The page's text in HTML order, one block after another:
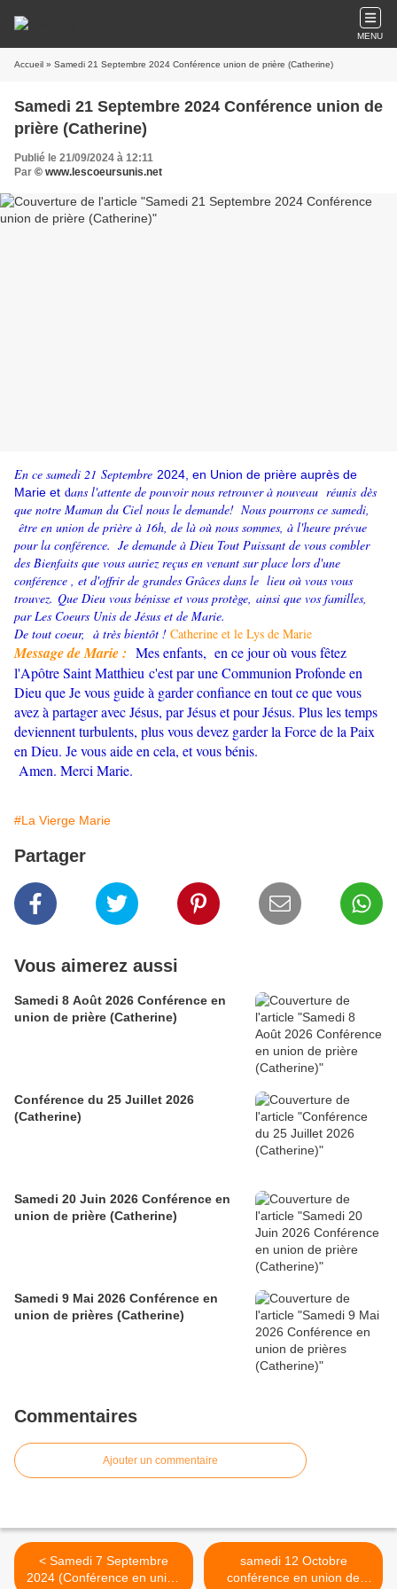
MENU
Accueil » Samedi 21 Septembre 2024 Conférence union de prière (Catherine)
Samedi 21 Septembre 2024 Conférence union de
prière (Catherine)
Publié le 21/09/2024 à 12:11
Par © www.lescoeursunis.net
En ce samedi 21 Septembre 2024, en Union de prière auprès de
Marie et dans l'attente de pouvoir nous retrouver à nouveau réunis dès
que notre Maman du Ciel nous le demande! Nous pourrons ce samedi,
être en union de prière à 16h, de là où nous sommes, à l'heure prévue
pour la conférence. Je demande à Dieu Tout Puissant de vous combler
des Bienfaits que vous auriez reçus en venant sur place lors d'une
conférence , et d'offrir de grandes Grâces dans le lieu où vous vous
trouvez. Que Dieu vous bénisse et vous protège, ainsi que vos familles,
par Les Coeurs Unis de Jésus et de Marie.
De tout coeur, à très bientôt ! Catherine et le Lys de Marie
Message de Marie : Mes enfants, en ce jour où vous fêtez
l'ApôtreSaint Matthieu c'est par une Communion Profonde en
Dieu que Je vous guide à garder confiance en tout ce que vous
avez à partager avec Jésus, par Jésus et pour Jésus. Plus les temps
deviennent turbulents, plus vous devez garder la Force de la Paix
en Dieu. Je vous aide en cela, et vous bénis.
Amen. Merci Marie.
#La Vierge Marie
Partager
Vous aimerez aussi
Samedi 8 Août 2026 Conférence en
union de prière (Catherine)
Conférence du 25 Juillet 2026
(Catherine)
Samedi 20 Juin 2026 Conférence en
union de prière (Catherine)
Samedi 9 Mai 2026 Conférence en
union de prières (Catherine)
Commentaires
Ajouter un commentaire
< Samedi 7 Septembre
2024 (Conférence en union
samedi 12 Octobre
conférence en union de